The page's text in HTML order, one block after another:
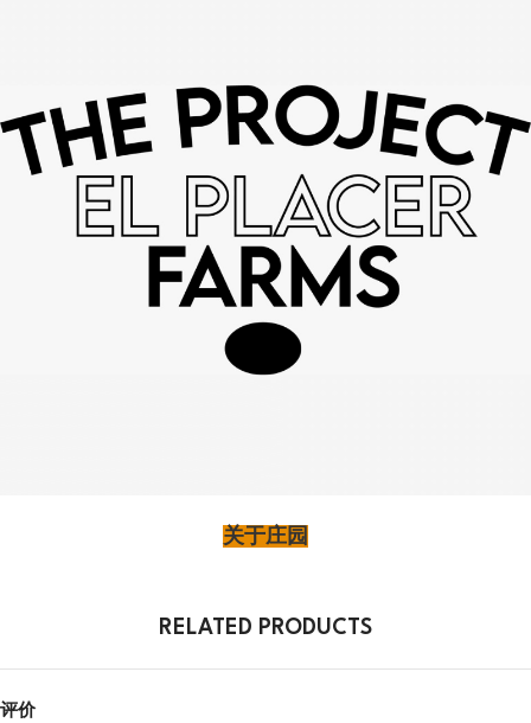
关于庄园
RELATED PRODUCTS
评价